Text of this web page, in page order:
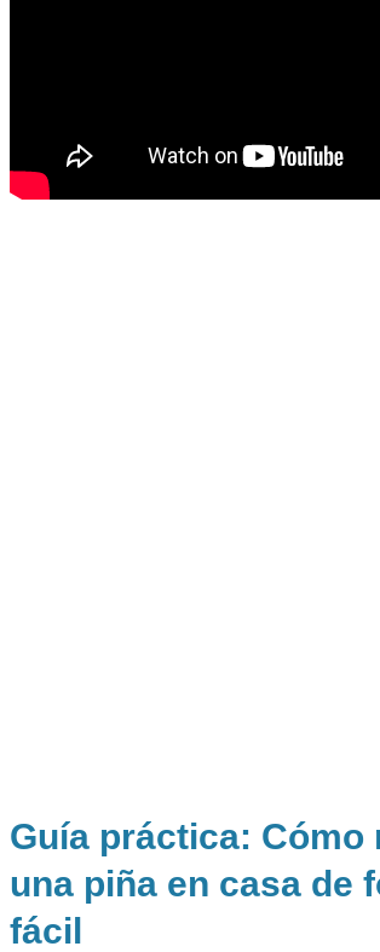
Guía práctica: Cómo
una piña en casa de
fácil